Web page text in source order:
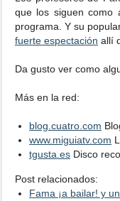
que los siguen como
programa. Y su
fuerte espectación allí
Da gusto ver como
Más en la red:
blog.cuatro.com
www.miguiatv.com
tgusta.es Disco
Post relacionados:
Fama ¡a bailar! y